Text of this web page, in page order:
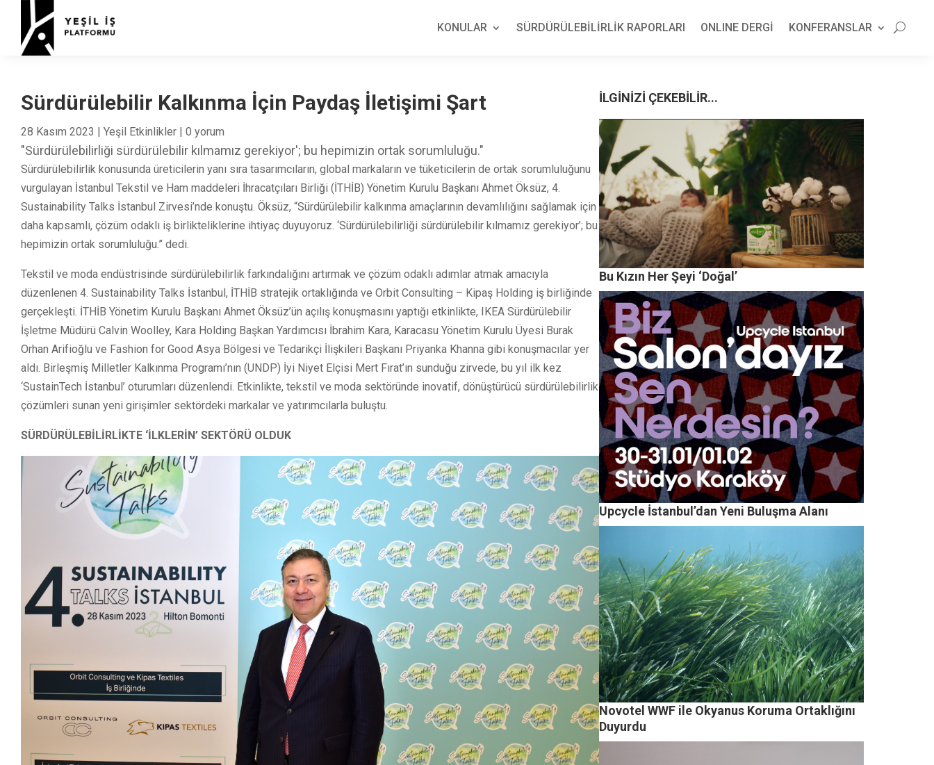
KONULAR SÜRDÜRÜLEBİLİRLİK RAPORLARI ONLINE DERGİ KONFERANSLAR
Sürdürülebilir Kalkınma İçin Paydaş İletişimi Şart
28 Kasım 2023 | Yeşil Etkinlikler | 0 yorum
"Sürdürülebilirliği sürdürülebilir kılmamız gerekiyor'; bu hepimizin ortak sorumluluğu."
Sürdürülebilirlik konusunda üreticilerin yanı sıra tasarımcıların, global markaların ve tüketicilerin de ortak sorumluluğunu
vurgulayan İstanbul Tekstil ve Ham maddeleri İhracatçıları Birliği (İTHİB) Yönetim Kurulu Başkanı Ahmet Öksüz, 4.
Sustainability Talks İstanbul Zirvesi’nde konuştu. Öksüz, “Sürdürülebilir kalkınma amaçlarının devamlılığını sağlamak için
daha kapsamlı, çözüm odaklı iş birlikteliklerine ihtiyaç duyuyoruz. ‘Sürdürülebilirliği sürdürülebilir kılmamız gerekiyor’; bu
hepimizin ortak sorumluluğu.” dedi.
Tekstil ve moda endüstrisinde sürdürülebilirlik farkındalığını artırmak ve çözüm odaklı adımlar atmak amacıyla
düzenlenen 4. Sustainability Talks İstanbul, İTHİB stratejik ortaklığında ve Orbit Consulting – Kipaş Holding iş birliğinde
gerçekleşti. İTHİB Yönetim Kurulu Başkanı Ahmet Öksüz’ün açılış konuşmasını yaptığı etkinlikte, IKEA Sürdürülebilir
İşletme Müdürü Calvin Woolley, Kara Holding Başkan Yardımcısı İbrahim Kara, Karacasu Yönetim Kurulu Üyesi Burak
Orhan Arifioğlu ve Fashion for Good Asya Bölgesi ve Tedarikçi İlişkileri Başkanı Priyanka Khanna gibi konuşmacılar yer
aldı. Birleşmiş Milletler Kalkınma Programı’nın (UNDP) İyi Niyet Elçisi Mert Fırat’ın sunduğu zirvede, bu yıl ilk kez
‘SustainTech İstanbul’ oturumları düzenlendi. Etkinlikte, tekstil ve moda sektöründe inovatif, dönüştürücü sürdürülebilirlik
çözümleri sunan yeni girişimler sektördeki markalar ve yatırımcılarla buluştu.
SÜRDÜRÜLEBİLİRLİKTE ‘İLKLERİN’ SEKTÖRÜ OLDUK
İLGİNİZİ ÇEKEBİLİR...
Bu Kızın Her Şeyi ‘Doğal’
Upcycle İstanbul’dan Yeni Buluşma Alanı
Novotel WWF ile Okyanus Koruma Ortaklığını
Duyurdu